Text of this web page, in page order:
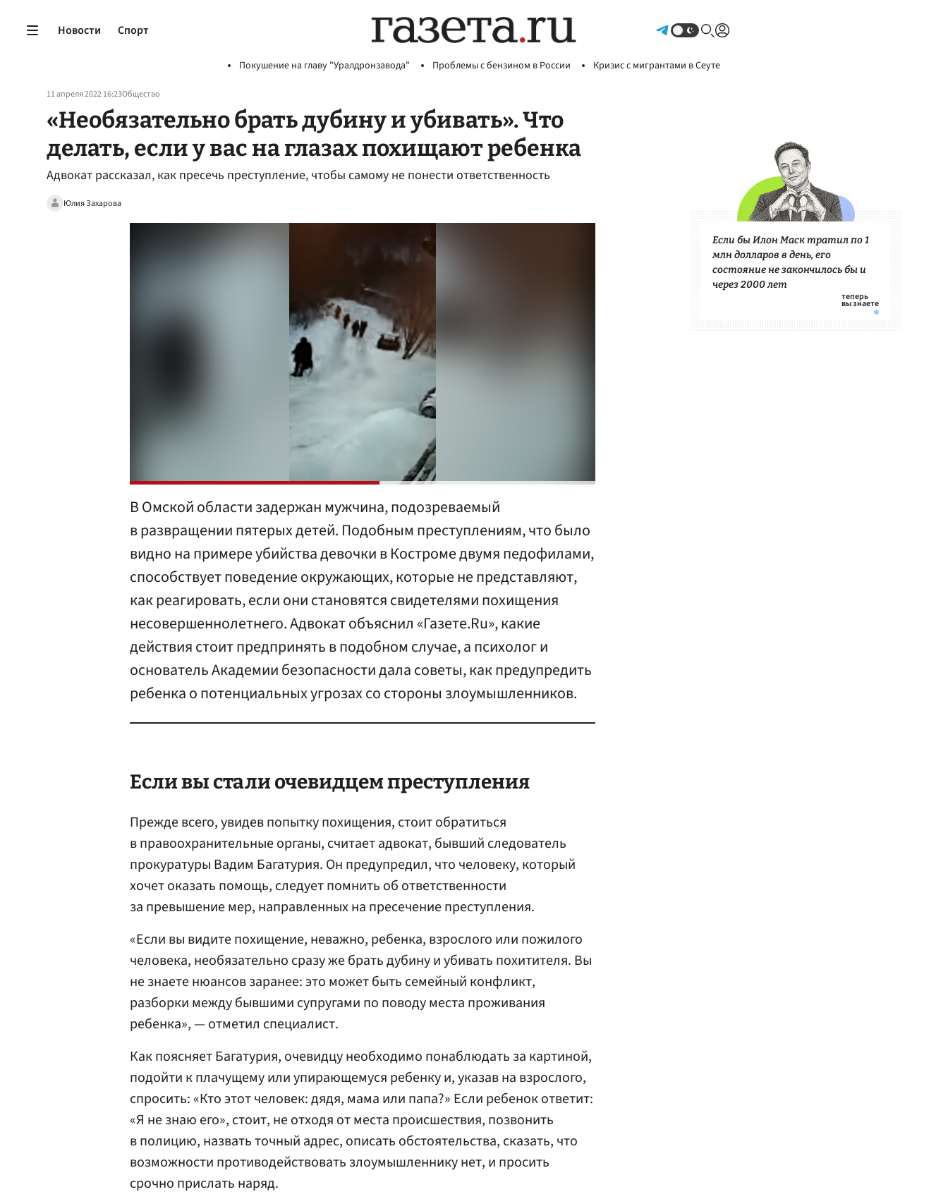
Новости Спорт
Покушение на главу "Уралдронзавода" Проблемы с бензином в России Кризис с мигрантами в Сеуте
11 апреля 2022 16:23Общество
«Необязательно брать дубину и убивать». Что
делать, если у вас на глазах похищают ребенка
Адвокат рассказал, как пресечь преступление, чтобы самому не понести ответственность
Юлия Захарова
В Омской области задержан мужчина, подозреваемый
в развращении пятерых детей. Подобным преступлениям, что было
видно на примере убийства девочки в Костроме двумя педофилами,
способствует поведение окружающих, которые не представляют,
как реагировать, если они становятся свидетелями похищения
несовершеннолетнего. Адвокат объяснил «Газете.Ru», какие
действия стоит предпринять в подобном случае, а психолог и
основатель Академии безопасности дала советы, как предупредить
ребенка о потенциальных угрозах со стороны злоумышленников.
Если вы стали очевидцем преступления
Прежде всего, увидев попытку похищения, стоит обратиться
в правоохранительные органы, считает адвокат, бывший следователь
прокуратуры Вадим Багатурия. Он предупредил, что человеку, который
хочет оказать помощь, следует помнить об ответственности
за превышение мер, направленных на пресечение преступления.
«Если вы видите похищение, неважно, ребенка, взрослого или пожилого
человека, необязательно сразу же брать дубину и убивать похитителя. Вы
не знаете нюансов заранее: это может быть семейный конфликт,
разборки между бывшими супругами по поводу места проживания
ребенка», — отметил специалист.
Как поясняет Багатурия, очевидцу необходимо понаблюдать за картиной,
подойти к плачущему или упирающемуся ребенку и, указав на взрослого,
спросить: «Кто этот человек: дядя, мама или папа?» Если ребенок ответит:
«Я не знаю его», стоит, не отходя от места происшествия, позвонить
в полицию, назвать точный адрес, описать обстоятельства, сказать, что
возможности противодействовать злоумышленнику нет, и просить
срочно прислать наряд.
Если бы Илон Маск тратил по 1
млн долларов в день, его
состояние не закончилось бы и
через 2000 лет